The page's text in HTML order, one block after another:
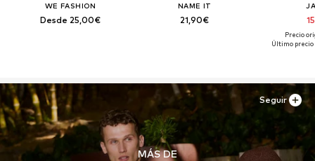
WE FASHION
Desde 25,00€
NAME IT
21,90€
Precio
Último precio
MÁS DE
Seguir